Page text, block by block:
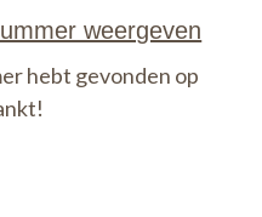
hebt gevonden op